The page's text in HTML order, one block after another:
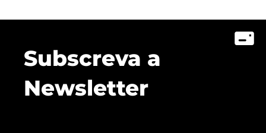
Subscreva a
Newsletter